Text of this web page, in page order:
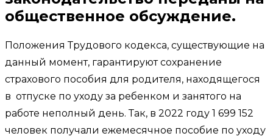
общественное обсуждение.
Положения Трудового кодекса, существующие на
данный момент, гарантируют сохранение
страхового пособия для родителя, находящегося
в отпуске по уходу за ребенком и занятого на
работе неполный день. Так, в 2022 году 1 699 152
человек получали ежемесячное пособие по уходу